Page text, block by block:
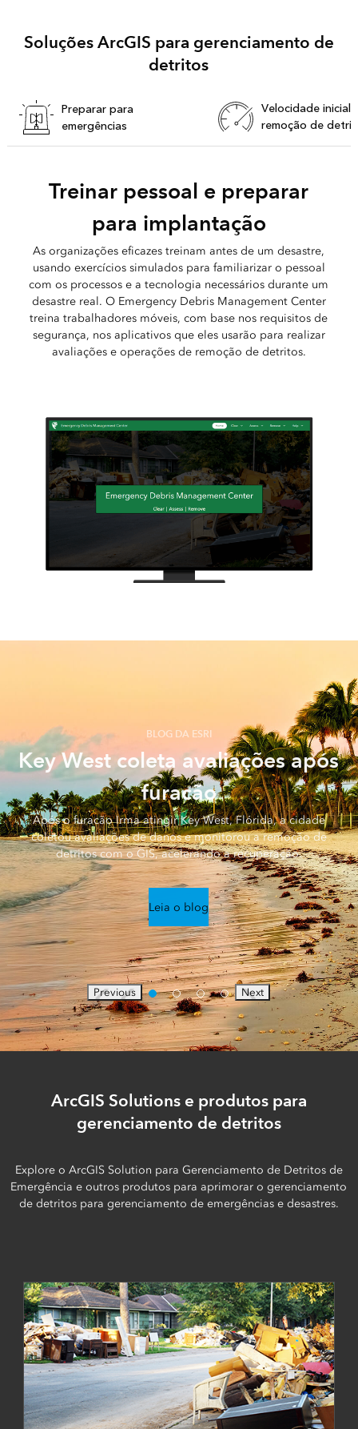
Soluções ArcGIS para gerenciamento de
detritos
Preparar para
emergências
Velocidade inicial
remoção de
Treinar pessoal e preparar
para implantação
As organizações eficazes treinam antes de um desastre,
usando exercícios simulados para familiarizar o pessoal
com os processos e a tecnologia necessários durante um
desastre real. O Emergency Debris Management Center
treina trabalhadores móveis, com base nos requisitos de
segurança, nos aplicativos que eles usarão para realizar
avaliações e operações de remoção de detritos.
BLOG DA ESRI
Key West coleta avaliações após
furacão
Após o furacão Irma atingir Key West, Flórida, a cidade
coletou avaliações de danos e monitorou a remoção de
detritos com o GIS, acelerando a recuperação.
Leia o blog
Previous Next
ArcGIS Solutions e produtos para
gerenciamento de detritos
Explore o ArcGIS Solution para Gerenciamento de Detritos de
Emergência e outros produtos para aprimorar o gerenciamento
de detritos para gerenciamento de emergências e desastres.